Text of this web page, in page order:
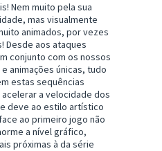
Nem muito pela sua
mas visualmente
animados, por vezes
Desde aos ataques
conjunto com os nossos
animações únicas, tudo
estas sequências
a velocidade dos
deve ao estilo artístico
ao primeiro jogo não
a nível gráfico,
próximas à da série